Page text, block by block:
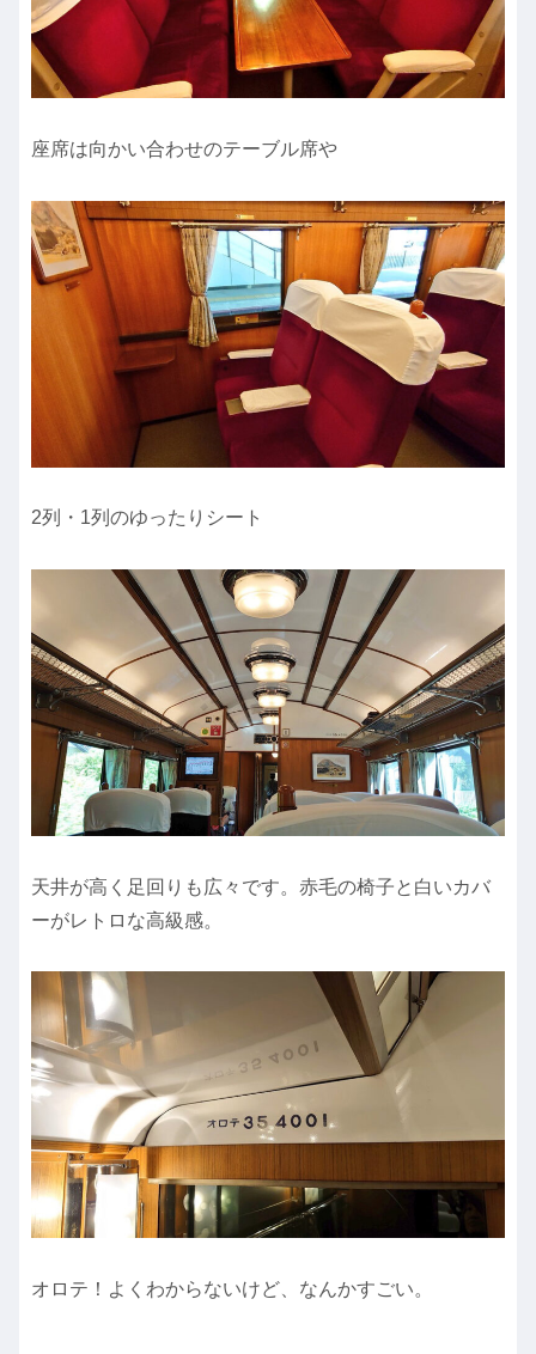
座席は向かい合わせのテーブル席や
2列・1列のゆったりシート
天井が高く足回りも広々です。赤毛の椅子と白いカバ
ーがレトロな高級感。
オロテ！よくわからないけど、なんかすごい。